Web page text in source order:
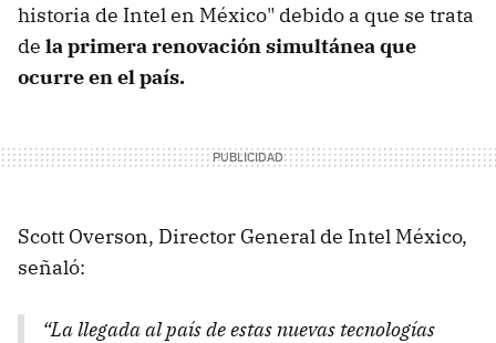
historia de Intel en México" debido a que se trata
de la primera renovación simultánea que
ocurre en el país.
Scott Overson, Director General de Intel México,
señaló:
“La llegada al país de estas nuevas tecnologías